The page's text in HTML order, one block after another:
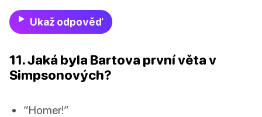
Ukaž odpověď
11. Jaká byla Bartova první věta v
Simpsonových?
“Homer!”